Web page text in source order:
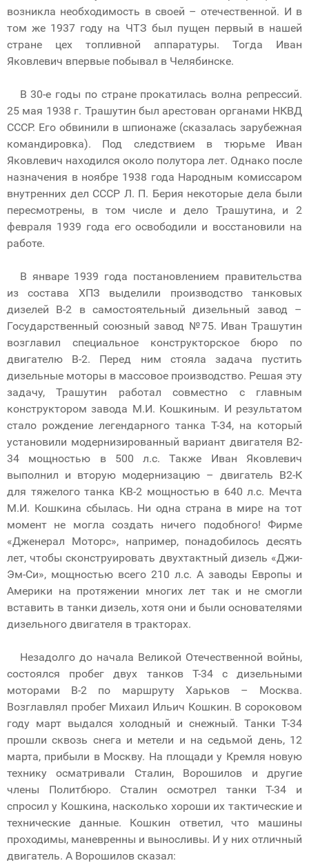
возникла необходимость в своей – отечественной. И в
том же 1937 году на ЧТЗ был пущен первый в нашей
стране цех топливной аппаратуры. Тогда Иван
Яковлевич впервые побывал в Челябинске.
В 30-е годы по стране прокатилась волна репрессий.
25 мая 1938 г. Трашутин был арестован органами НКВД
СССР. Его обвинили в шпионаже (сказалась зарубежная
командировка). Под следствием в тюрьме Иван
Яковлевич находился около полутора лет. Однако после
назначения в ноябре 1938 года Народным комиссаром
внутренних дел СССР Л. П. Берия некоторые дела были
пересмотрены, в том числе и дело Трашутина, и 2
февраля 1939 года его освободили и восстановили на
работе.
В январе 1939 года постановлением правительства
из состава ХПЗ выделили производство танковых
дизелей В-2 в самостоятельный дизельный завод –
Государственный союзный завод №75. Иван Трашутин
возглавил специальное конструкторское бюро по
двигателю В-2. Перед ним стояла задача пустить
дизельные моторы в массовое производство. Решая эту
задачу, Трашутин работал совместно с главным
конструктором завода М.И. Кошкиным. И результатом
стало рождение легендарного танка Т-34, на который
установили модернизированный вариант двигателя В2-
34 мощностью в 500 л.с. Также Иван Яковлевич
выполнил и вторую модернизацию – двигатель В2-К
для тяжелого танка КВ-2 мощностью в 640 л.с. Мечта
М.И. Кошкина сбылась. Ни одна страна в мире на тот
момент не могла создать ничего подобного! Фирме
«Дженерал Моторс», например, понадобилось десять
лет, чтобы сконструировать двухтактный дизель «Джи-
Эм-Си», мощностью всего 210 л.с. А заводы Европы и
Америки на протяжении многих лет так и не смогли
вставить в танки дизель, хотя они и были основателями
дизельного двигателя в тракторах.
Незадолго до начала Великой Отечественной войны,
состоялся пробег двух танков Т-34 с дизельными
моторами В-2 по маршруту Харьков – Москва.
Возглавлял пробег Михаил Ильич Кошкин. В сороковом
году март выдался холодный и снежный. Танки Т-34
прошли сквозь снега и метели и на седьмой день, 12
марта, прибыли в Москву. На площади у Кремля новую
технику осматривали Сталин, Ворошилов и другие
члены Политбюро. Сталин осмотрел танки Т-34 и
спросил у Кошкина, насколько хороши их тактические и
технические данные. Кошкин ответил, что машины
проходимы, маневренны и выносливы. И у них отличный
двигатель. А Ворошилов сказал: